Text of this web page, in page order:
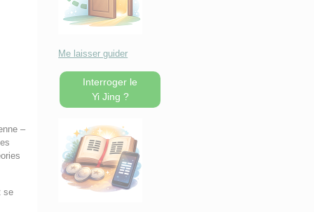
–
se
Me laisser guider
Interroger le
Yi Jing ?